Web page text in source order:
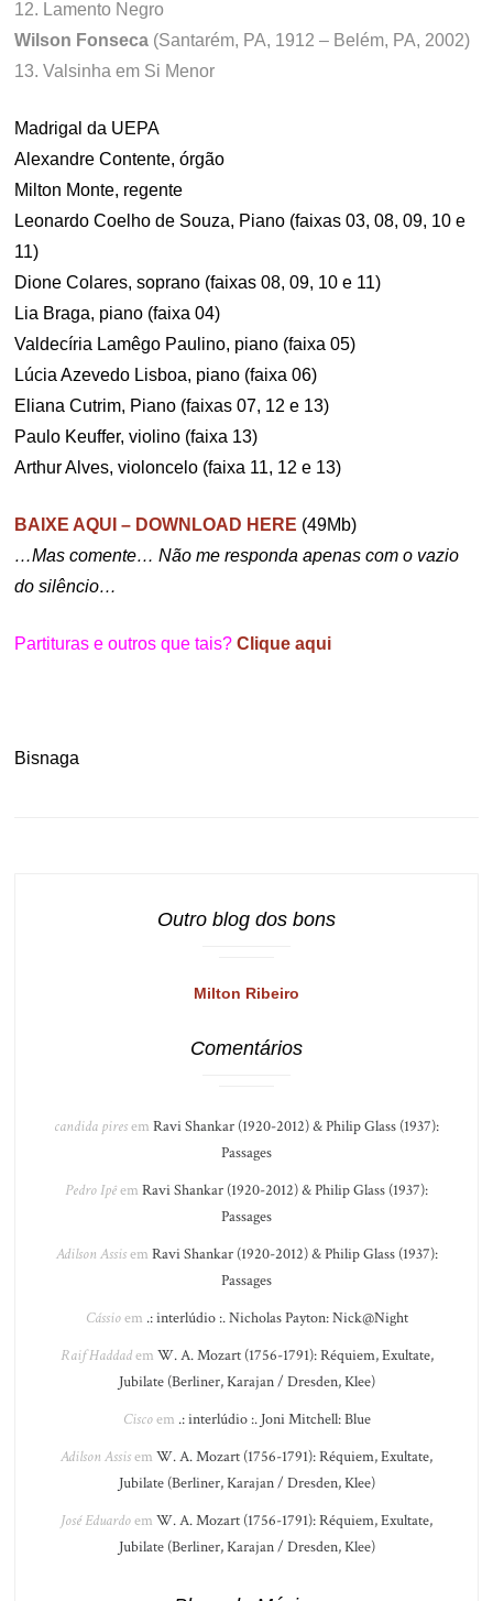
12. Lamento Negro
Wilson Fonseca (Santarém, PA, 1912 – Belém, PA, 2002)
13. Valsinha em Si Menor
Madrigal da UEPA
Alexandre Contente, órgão
Milton Monte, regente
Leonardo Coelho de Souza, Piano (faixas 03, 08, 09, 10 e
11)
Dione Colares, soprano (faixas 08, 09, 10 e 11)
Lia Braga, piano (faixa 04)
Valdecíria Lamêgo Paulino, piano (faixa 05)
Lúcia Azevedo Lisboa, piano (faixa 06)
Eliana Cutrim, Piano (faixas 07, 12 e 13)
Paulo Keuffer, violino (faixa 13)
Arthur Alves, violoncelo (faixa 11, 12 e 13)
BAIXE AQUI – DOWNLOAD HERE (49Mb)
…Mas comente… Não me responda apenas com o vazio
do silêncio…
Partituras e outros que tais? Clique aqui
Bisnaga
Outro blog dos bons
Milton Ribeiro
Comentários
candida piresem Ravi Shankar (1920-2012) & Philip Glass (1937):
Passages
Pedro Ipêem Ravi Shankar (1920-2012) & Philip Glass (1937):
Passages
Adilson Assisem Ravi Shankar (1920-2012) & Philip Glass (1937):
Passages
Cássioem .: interlúdio :. Nicholas Payton: Nick@Night
Raif Haddadem W. A. Mozart (1756-1791): Réquiem, Exultate,
Jubilate (Berliner, Karajan / Dresden, Klee)
Ciscoem .: interlúdio :. Joni Mitchell: Blue
Adilson Assisem W. A. Mozart (1756-1791): Réquiem, Exultate,
Jubilate (Berliner, Karajan / Dresden, Klee)
José Eduardoem W. A. Mozart (1756-1791): Réquiem, Exultate,
Jubilate (Berliner, Karajan / Dresden, Klee)